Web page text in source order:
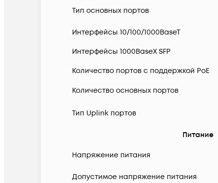
Тип основных портов
Интерфейсы 10/100/1000BaseT
Интерфейсы 1000BaseX SFP
Количество портов с поддержкой PoE
Количество основных портов
Тип Uplink портов
Питание
Напряжение питания
Допустимое напряжение питания